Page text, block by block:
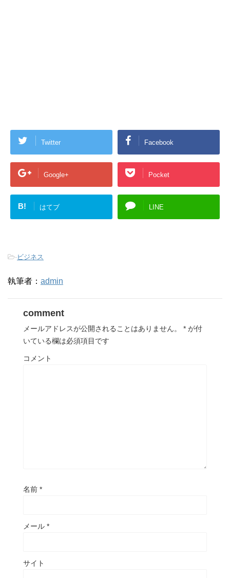
Twitter Facebook
Google+ Pocket
B! はてブ LINE
-ビジネス
執筆者： admin
comment
メールアドレスが公開されることはありません。 * が付
いている欄は必須項目です
コメント
名前 *
メール *
サイト